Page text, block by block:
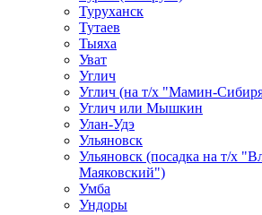
Туруханск
Тутаев
Тыяха
Уват
Углич
Углич (на т/х "Мамин-
Углич или Мышкин
Улан-Удэ
Ульяновск
Ульяновск (посадка на т/х
Маяковский")
Умба
Ундоры